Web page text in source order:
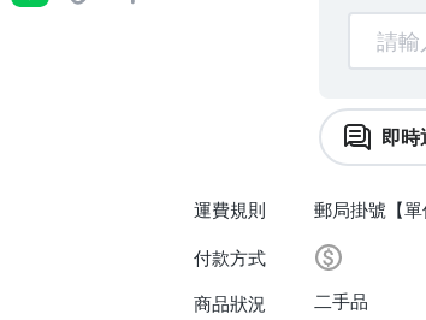
即時
運費規則
郵局掛號【
付款方式
商品狀況
二手品